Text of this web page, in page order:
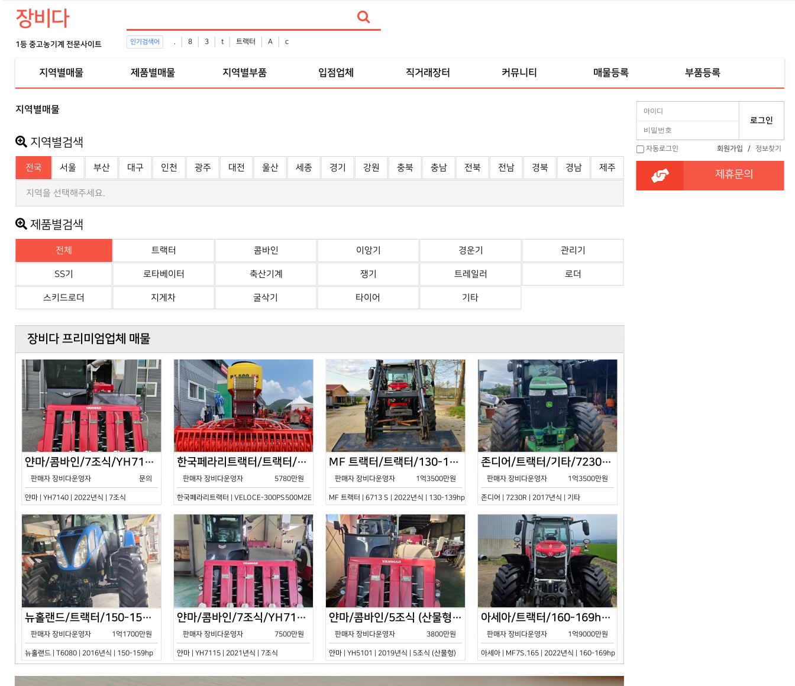
장비다
1등 중고농기계 전문사이트 인기검색어 . 8 3 t 트랙터 A c
지역별매물 제품별매물 지역별부품 입점업체 직거래장터 커뮤니티 매물등록 부품등록
지역별매물
지역별검색
전국 서울 부산 대구 인천 광주 대전 울산 세종 경기 강원 충북 충남 전북 전남 경북 경남 제주
지역을 선택해주세요.
제품별검색
전체 트랙터 콤바인 이앙기 경운기 관리기
SS기 로타베이터 축산기계 쟁기 트레일러 로더
스키드로더 지게차 굴삭기 타이어 기타
장비다 프리미엄업체 매물
얀마/콤바인/7조식/YH7140/2024년식
판매자 장비다운영자 문의
얀마 | YH7140 | 2022년식 | 7조식
한국페라리트랙터/트랙터/기타/VELOCE-300PS500M2E/2022년식
판매자 장비다운영자 5780만원
한국페라리트랙터 | VELOCE-300PS500M2E | 2022년식 | 기타
MF 트랙터/트랙터/130-139hp/6713 S/2022년식
판매자 장비다운영자 1억3500만원
MF 트랙터 | 6713 S | 2022년식 | 130-139hp
존디어/트랙터/기타/7230R/2017년식
판매자 장비다운영자 1억3500만원
존디어 | 7230R | 2017년식 | 기타
뉴홀랜드/트랙터/150-159hp/T6080/2016년식
판매자 장비다운영자 1억1700만원
뉴홀랜드 | T6080 | 2016년식 | 150-159hp
얀마/콤바인/7조식/YH7115/2021년식
판매자 장비다운영자 7500만원
얀마 | YH7115 | 2021년식 | 7조식
얀마/콤바인/5조식 (산물형)/YH5101/2019년식
판매자 장비다운영자 3800만원
얀마 | YH5101 | 2019년식 | 5조식 (산물형)
아세아/트랙터/160-169hp/MF7S.165/2023년식
판매자 장비다운영자 1억9000만원
아세아 | MF7S.165 | 2022년식 | 160-169hp
자동로그인 회원가입 / 정보찾기
제휴문의